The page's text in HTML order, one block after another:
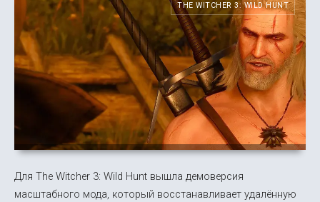
THE WITCHER 3: WILD HUNT
Для The Witcher 3: Wild Hunt вышла демоверсия
масштабного мода, который восстанавливает удалённую